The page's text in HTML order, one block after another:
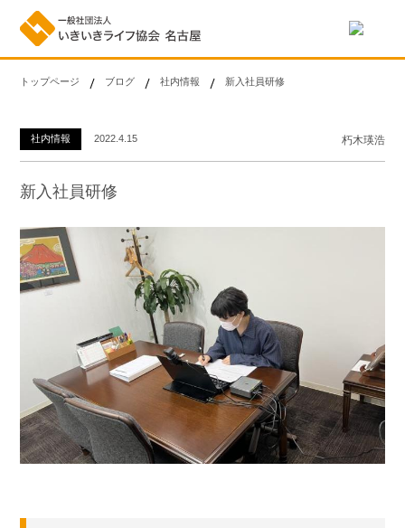
トップページ ブログ 社内情報 新入社員研修
社内情報 2022.4.15 朽木瑛浩
新入社員研修